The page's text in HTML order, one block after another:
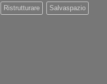
Ristrutturare Salvaspazio